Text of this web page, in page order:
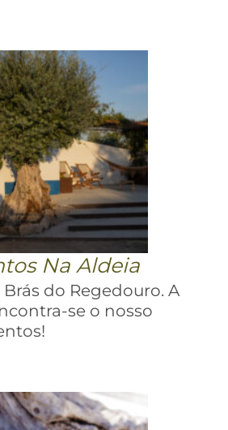
Na Aldeia
Brás do Regedouro. A
se o nosso